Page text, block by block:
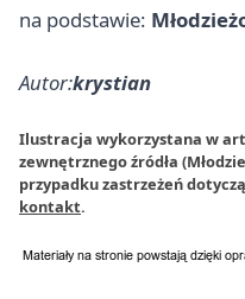
na podstawie:
Autor:krystian
Ilustracja wykorzystana w
zewnętrznego źródła
przypadku zastrzeżeń
kontakt.